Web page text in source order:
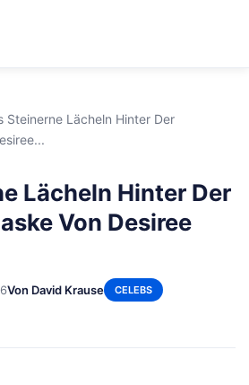
Steinerne Lächeln Hinter Der
Lächeln Hinter Der
Von Desiree
Von David Krause CELEBS